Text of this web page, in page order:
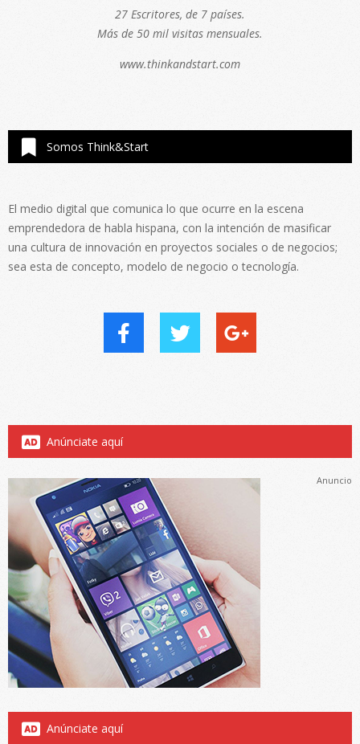
27 Escritores, de 7 países.
Más de 50 mil visitas mensuales.
www.thinkandstart.com
Somos Think&Start
El medio digital que comunica lo que ocurre en la escena
emprendedora de habla hispana, con la intención de masificar
una cultura de innovación en proyectos sociales o de negocios;
sea esta de concepto, modelo de negocio o tecnología.
Anúnciate aquí
Anuncio
Anúnciate aquí